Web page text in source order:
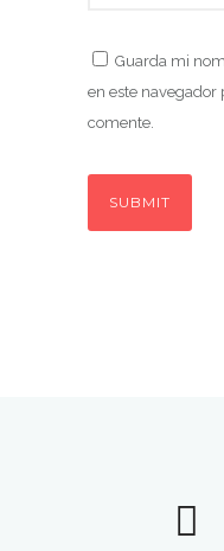
Guarda mi
en este
comente.